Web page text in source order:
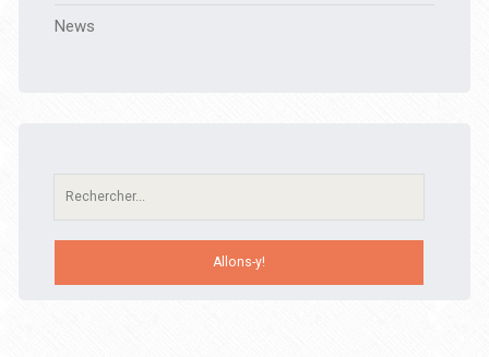
News
Recherche: